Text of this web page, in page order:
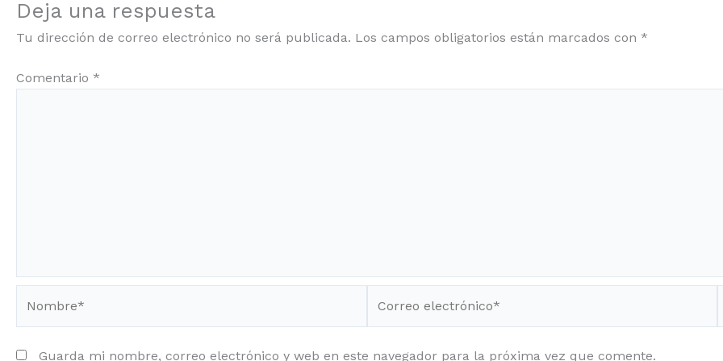
Deja una respuesta
Tu dirección de correo electrónico no será publicada. Los campos obligatorios están marcados con *
Comentario *
electrónico*
Guarda mi nombre, correo electrónico y web en este navegador para la próxima vez que comente.